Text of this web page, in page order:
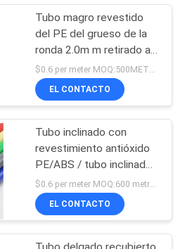
Tubo magro revestido
del PE del grueso de la
ronda 2.0m m retirado a
frío
EL CONTACTO
Tubo inclinado con
revestimiento antióxido
PE/ABS / tubo inclinado
antiestático para soporte
de flujo
EL CONTACTO